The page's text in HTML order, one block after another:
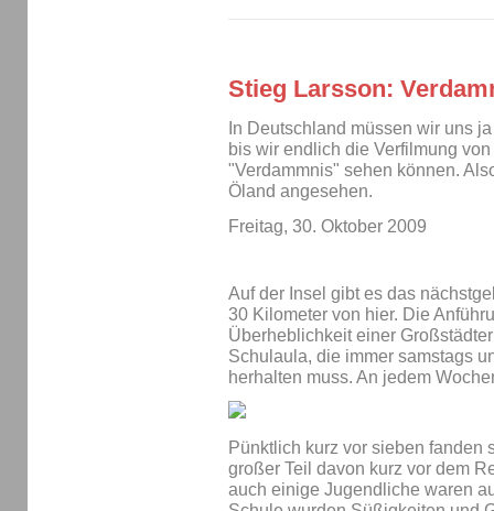
Stieg Larsson:
In Deutschland müssen wir uns
bis wir endlich die Verfilmung
"Verdammnis" sehen können.
Öland angesehen.
Freitag, 30. Oktober 2009
Auf der Insel gibt es das
30 Kilometer von hier. Die
Überheblichkeit einer
Schulaula, die immer samstags
herhalten muss. An jedem
Pünktlich kurz vor sieben fanden
großer Teil davon kurz vor dem
auch einige Jugendliche waren